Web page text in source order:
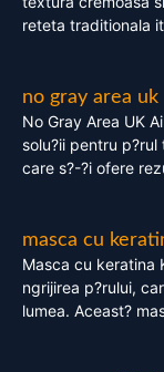
reteta traditionala
no gray area uk
No Gray Area UK
solu?ii pentru
care s?-?i ofere
masca cu
Masca cu keratina
ngrijirea p?rului,
lumea. Aceast?